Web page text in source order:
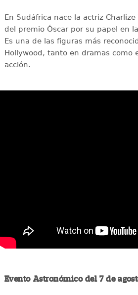
En Sudáfrica nace la actriz
del premio Óscar por su papel en
Es una de las figuras más
Hollywood, tanto en dramas como
acción.
Evento Astronómico del 7 de